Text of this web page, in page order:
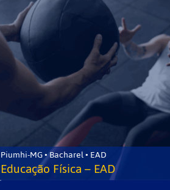
Piumhi-MG • Bacharel • EAD
Educação Física – EAD